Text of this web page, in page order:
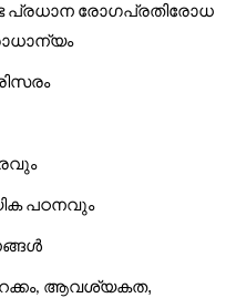
പ്രധാന രോഗപ്രതിരോധ
പഠനവും
, ആവശ്യകത,